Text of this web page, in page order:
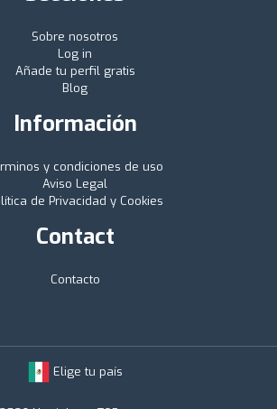
Sobre nosotros
Log in
Añade tu perfil gratis
Blog
Información
y condiciones de uso
Aviso Legal
de Privacidad y Cookies
Contact
Contacto
Elige tu país